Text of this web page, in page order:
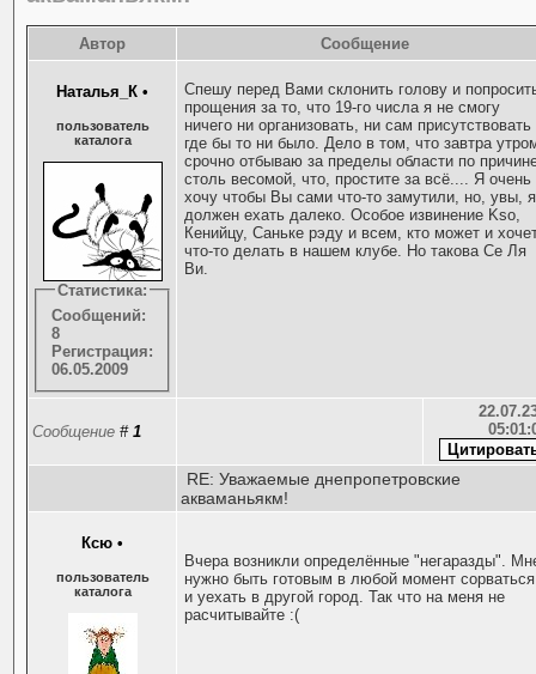
Автор Сообщение
Наталья_К •
пользователь
каталога
Статистика:
Сообщений:
8
Регистрация:
06.05.2009
Спешу перед Вами склонить голову и
прощения за то, что 19-го числа я не смогу
ничего ни организовать, ни сам присутствовать
где бы то ни было. Дело в том, что завтра
срочно отбываю за пределы области по
столь весомой, что, простите за всё.... Я очень
хочу чтобы Вы сами что-то замутили, но, увы, я
должен ехать далеко. Особое извинение Kso,
Кенийцу, Саньке рэду и всем, кто может и
что-то делать в нашем клубе. Но такова Се Ля
Ви.
Сообщение#1
RE: Уважаемые днепропетровские
акваманьякм!
Ксю •
пользователь
каталога
Вчера возникли определённые "негаразды".
нужно быть готовым в любой момент сорваться
и уехать в другой город. Так что на меня не
расчитывайте :(